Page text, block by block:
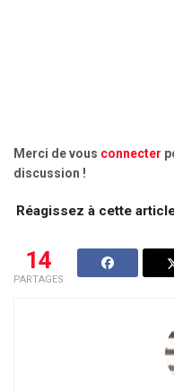
Merci de vous connecter
discussion !
Réagissez à cette
14
PARTAGES